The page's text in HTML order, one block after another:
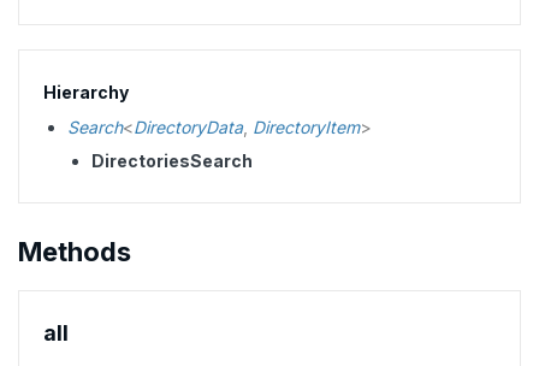
Hierarchy
Search<DirectoryData DirectoryItem>
DirectoriesSearch
Methods
all